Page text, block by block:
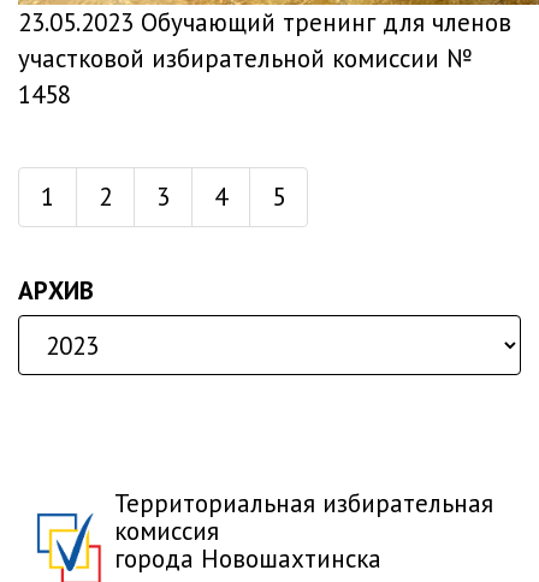
23.05.2023 Обучающий тренинг для членов
участковой избирательной комиссии №
1458
1 2 3 4 5
АРХИВ
Территориальная избирательная
комиссия
города Новошахтинска